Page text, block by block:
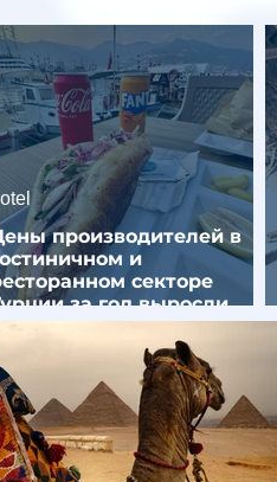
производителей в
и
секторе
за год выросли
на 32%